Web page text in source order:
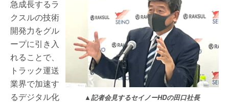
▲記者会見するセイノーHDの田口社長
急成長するラ
クスルの技術
開発力をグル
ープに引き入
れることで、
トラック運送
業界で加速す
るデジタル化